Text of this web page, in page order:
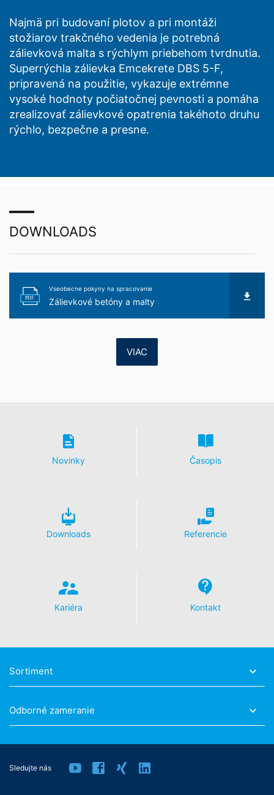
Najmä pri budovaní plotov a pri montáži
stožiarov trakčného vedenia je potrebná
zálievková malta s rýchlym priebehom tvrdnutia.
Superrýchla zálievka Emcekrete DBS 5-F,
pripravená na použitie, vykazuje extrémne
vysoké hodnoty počiatočnej pevnosti a pomáha
zrealizovať zálievkové opatrenia takéhoto druhu
rýchlo, bezpečne a presne.
DOWNLOADS
PDF
Vseobecne pokyny na spracovanie
Zálievkové betóny a malty
VIAC
Novinky Časopis
Downloads Referencie
Kariéra Kontakt
Sortiment
Odborné zameranie
Sledujte nás